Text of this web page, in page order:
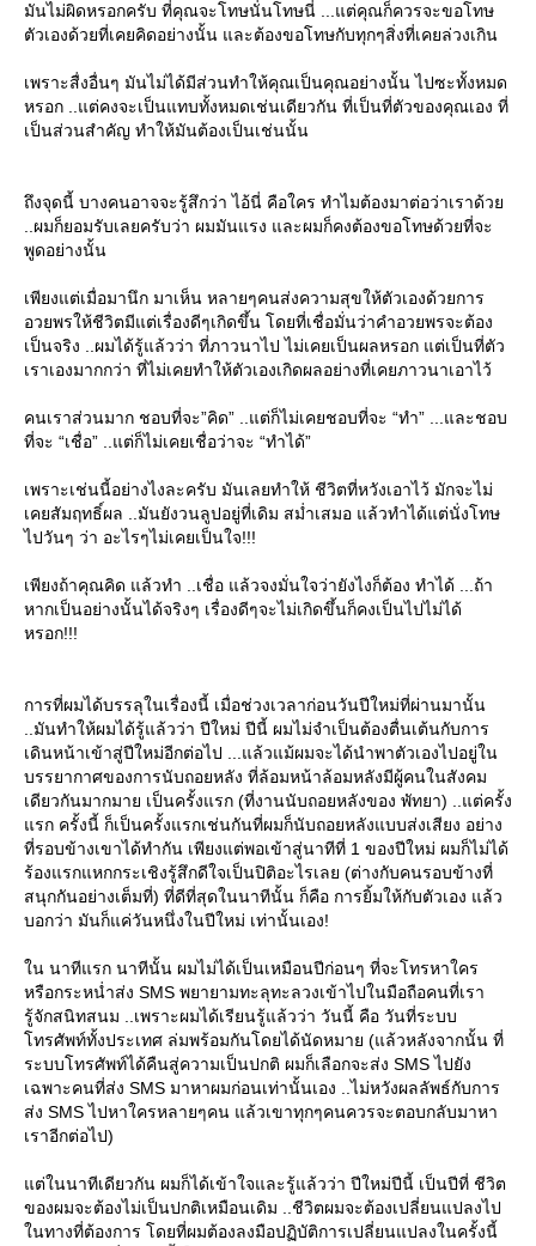
มันไม่ผิดหรอกครับ ที่คุณจะโทษนั่นโทษนี่ ...แต่คุณก็ควรจะขอโทษ
ตัวเองด้วยที่เคยคิดอย่างนั้น และต้องขอโทษกับทุกๆสิ่งที่เคยล่วงเกิน
เพราะสื่งอื่นๆ มันไม่ได้มีส่วนทำให้คุณเป็นคุณอย่างนั้น ไปซะทั้งหมด
หรอก ..แต่คงจะเป็นแทบทั้งหมดเช่นเดียวกัน ที่เป็นที่ตัวของคุณเอง ที่
เป็นส่วนสำคัญ ทำให้มันต้องเป็นเช่นนั้น
ถึงจุดนี้ บางคนอาจจะรู้สึกว่า ไอ้นี่ คือใคร ทำไมต้องมาต่อว่าเราด้ว
..ผมก็ยอมรับเลยครับว่า ผมมันแรง และผมก็คงต้องขอโทษด้วยที่จะ
พูดอย่างนั้น
เพียงแต่เมื่อมานึก มาเห็น หลายๆคนส่งความสุขให้ตัวเองด้วยการ
อวยพรให้ชีวิตมีแต่เรื่องดีๆเกิดขึ้น โดยที่เชื่อมั่นว่าคำอวยพรจะต้อง
เป็นจริง ..ผมได้รู้แล้วว่า ที่ภาวนาไป ไม่เคยเป็นผลหรอก แต่เป็นที่ตัว
เราเองมากกว่า ที่ไม่เคยทำให้ตัวเองเกิดผลอย่างที่เคยภาวนาเอาไว้
คนเราส่วนมาก ชอบที่จะ”คิด” ..แต่ก็ไม่เคยชอบที่จะ “ทำ” ...และชอบ
ที่จะ “เชื่อ” ..แต่ก็ไม่เคยเชื่อว่าจะ “ทำได้”
เพราะเช่นนี้อย่างไงละครับ มันเลยทำให้ ชีวิตที่หวังเอาไว้ มักจะไม่
เคยสัมฤทธิ์ผล ..มันยังวนลูปอยู่ที่เดิม สม่ำเสมอ แล้วทำได้แต่นั่งโทษ
ไปวันๆ ว่า อะไรๆไม่เคยเป็นใจ!!!
เพียงถ้าคุณคิด แล้วทำ ..เชื่อ แล้วจงมั่นใจว่ายังไงก็ต้อง ทำได้ ...ถ้า
หากเป็นอย่างนั้นได้จริงๆ เรื่องดีๆจะไม่เกิดขึ้นก็คงเป็นไปไม่ได้
หรอก!!!
การที่ผมได้บรรลุในเรื่องนี้ เมื่อช่วงเวลาก่อนวันปีใหม่ที่ผ่านมานั้น
..มันทำให้ผมได้รู้แล้วว่า ปีใหม่ ปีนี้ ผมไม่จำเป็นต้องตื่นเต้นกับการ
เดินหน้าเข้าสู่ปีใหม่อีกต่อไป ...แล้วแม้ผมจะได้นำพาตัวเองไปอยู่ใน
บรรยากาศของการนับถอยหลัง ที่ล้อมหน้าล้อมหลังมีผู้คนในสังคม
เดียวกันมากมาย เป็นครั้งแรก (ที่งานนับถอยหลังของ พัทยา) ..แต่ครั้ง
รก ครั้งนี้ ก็เป็นครั้งแรกเช่นกันที่ผมก็นับถอยหลังแบบส่งเสียง อย่าง
ที่รอบข้างเขาได้ทำกัน เพียงแต่พอเข้าสู่นาทีที่ 1 ของปีใหม่ ผมก็ไม่ได้
ร้องแรกแหกกระเชิงรู้สึกดีใจเป็นปิติอะไรเลย (ต่างกับคนรอบข้างที่
สนุกกันอย่างเต็มที่) ที่ดีที่สุดในนาทีนั้น ก็คือ การยิ้มให้กับตัวเอง แล้ว
บอกว่า มันก็แค่วันหนึ่งในปีใหม่ เท่านั้นเอง!
น นาทีแรก นาทีนั้น ผมไม่ได้เป็นเหมือนปีก่อนๆ ที่จะโทรหาใคร
หรือกระหน่ำส่ง SMS พยายามทะลุทะลวงเข้าไปในมือถือคนที่เรา
รู้จักสนิทสนม ..เพราะผมได้เรียนรู้แล้วว่า วันนี้ คือ วันที่ระบบ
ทรศัพท์ทั้งประเทศ ล่มพร้อมกันโดยได้นัดหมาย (แล้วหลังจากนั้น ที่
ระบบโทรศัพท์ได้คืนสู่ความเป็นปกติ ผมก็เลือกจะส่ง SMS ไปยัง
เฉพาะคนที่ส่ง SMS มาหาผมก่อนเท่านั้นเอง ..ไม่หวังผลลัพธ์กับการ
ส่ง SMS ไปหาใครหลายๆคน แล้วเขาทุกๆคนควรจะตอบกลับมาหา
เราอีกต่อไป)
ต่ในนาทีเดียวกัน ผมก็ได้เข้าใจและรู้แล้วว่า ปีใหม่ปีนี้ เป็นปีที่ ชีวิต
ของผมจะต้องไม่เป็นปกติเหมือนเดิม ..ชีวิตผมจะต้องเปลี่ยนแปลงไป
นทางที่ต้องการ โดยที่ผมต้องลงมือปฏิบัติการเปลี่ยนแปลงในครั้งนี้